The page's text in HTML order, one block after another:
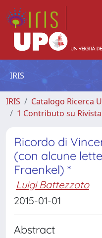
IRIS
IRIS
Catalogo Ricerca
1 Contributo su Rivista
Ricordo di
(con alcune
Fraenkel) *
Luigi Battezzato
2015-01-01
Abstract